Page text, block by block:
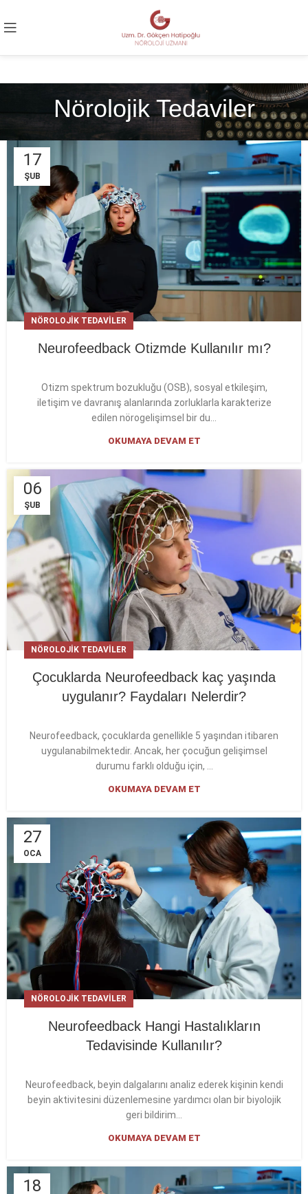
Nörolojik Tedaviler
17
ŞUB
NÖROLOJIK TEDAVILER
Neurofeedback Otizmde Kullanılır mı?
Otizm spektrum bozukluğu (OSB), sosyal etkileşim,
iletişim ve davranış alanlarında zorluklarla karakterize
edilen nörogelişimsel bir du...
OKUMAYA DEVAM ET
06
ŞUB
NÖROLOJIK TEDAVILER
Çocuklarda Neurofeedback kaç yaşında
uygulanır? Faydaları Nelerdir?
Neurofeedback, çocuklarda genellikle 5 yaşından itibaren
uygulanabilmektedir. Ancak, her çocuğun gelişimsel
durumu farklı olduğu için, ...
OKUMAYA DEVAM ET
27
OCA
NÖROLOJIK TEDAVILER
Neurofeedback Hangi Hastalıkların
Tedavisinde Kullanılır?
Neurofeedback, beyin dalgalarını analiz ederek kişinin kendi
beyin aktivitesini düzenlemesine yardımcı olan bir biyolojik
geri bildirim...
OKUMAYA DEVAM ET
18